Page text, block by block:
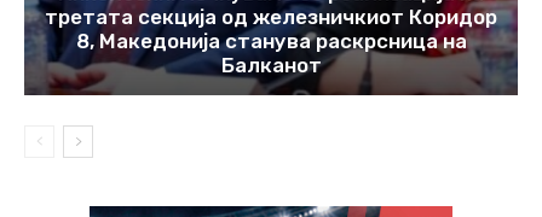
третата секција од железничкиот Коридор
8, Македонија станува раскрсница на
Балканот